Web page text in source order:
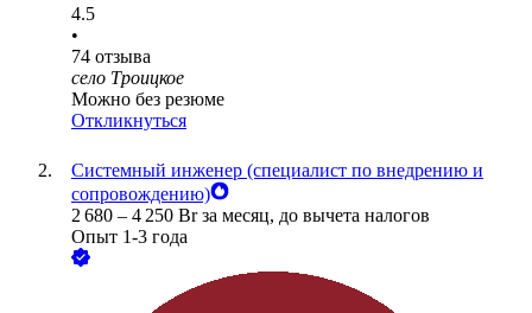
4.5
•
74 отзыва
село Троицкое
Можно без резюме
Откликнуться
Системный инженер (специалист по внедрению и
сопровождению)
2 680 – 4 250 Br за месяц, до вычета налогов
Опыт 1-3 года